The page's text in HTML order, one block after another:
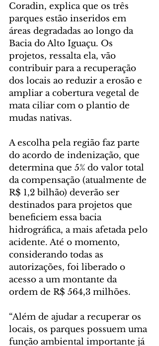
Coradin, explica que os três
parques estão inseridos em
áreas degradadas ao longo da
Bacia do Alto Iguaçu. Os
projetos, ressalta ela, vão
contribuir para a recuperação
dos locais ao reduzir a erosão e
ampliar a cobertura vegetal de
mata ciliar com o plantio de
mudas nativas.
A escolha pela região faz parte
do acordo de indenização, que
determina que 5% do valor total
da compensação (atualmente de
R$ 1,2 bilhão) deverão ser
destinados para projetos que
beneficiem essa bacia
hidrográfica, a mais afetada pelo
acidente. Até o momento,
considerando todas as
autorizações, foi liberado o
acesso a um montante da
ordem de R$ 564,3 milhões.
“Além de ajudar a recuperar os
locais, os parques possuem uma
função ambiental importante já